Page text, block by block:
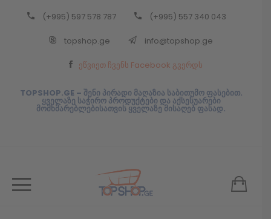
(+995) 597 578 787 (+995) 557 340 043
topshop.ge info@topshop.ge
ეწვიეთ ჩვენს Facebook გვერდს
TOPSHOP.GE – შენი პირადი მაღაზია საბითუმო ფასებით.
ყველაზე საჭირო პროდუქტები და აქსესუარები
მომხმარებლებისათვის ყველაზე მისაღებ ფასად.
Back